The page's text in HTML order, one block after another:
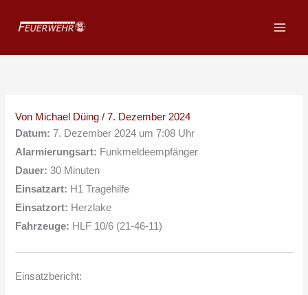
Inhalt
Von Michael Düing/7. Dezember 2024
Datum: 7. Dezember 2024 um 7:08 Uhr
Alarmierungsart: Funkmeldeempfänger
Dauer: 30 Minuten
Einsatzart: H1 Tragehilfe
Einsatzort: Herzlake
Fahrzeuge: HLF 10/6 (21-46-11)
Einsatzbericht: